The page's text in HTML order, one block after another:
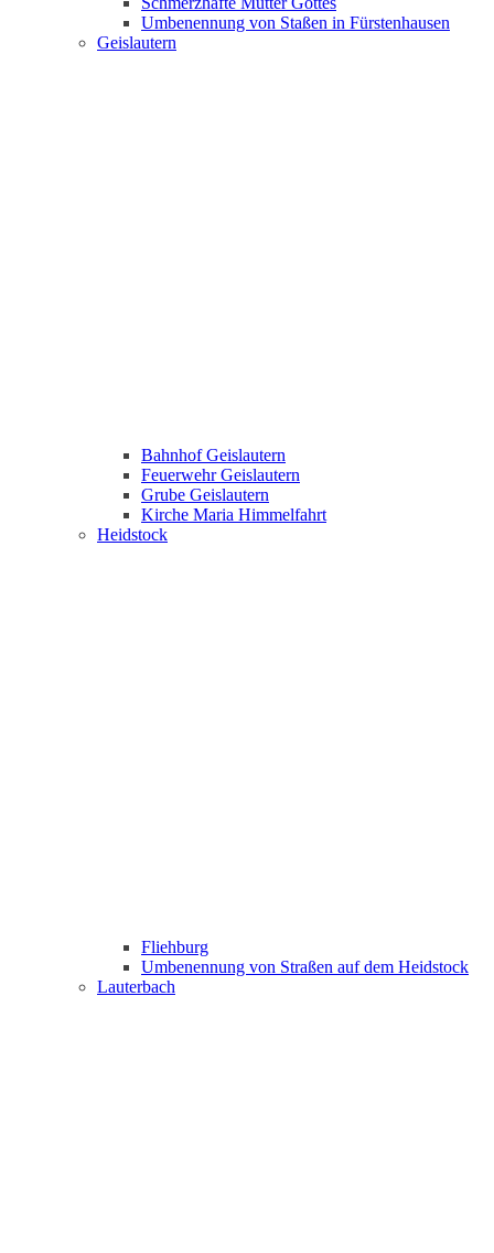
Umbenennung von Staßen in Fürstenhausen
Geislautern
Bahnhof Geislautern
Feuerwehr Geislautern
Grube Geislautern
Kirche Maria Himmelfahrt
Heidstock
Fliehburg
Umbenennung von Straßen auf dem Heidstock
Lauterbach